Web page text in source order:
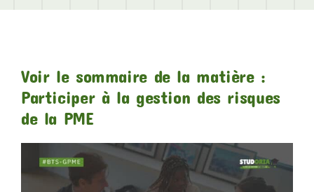
Voir le sommaire de la matière :
Participer à la gestion des risques
de la PME